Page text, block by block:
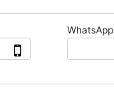
WhatsApp